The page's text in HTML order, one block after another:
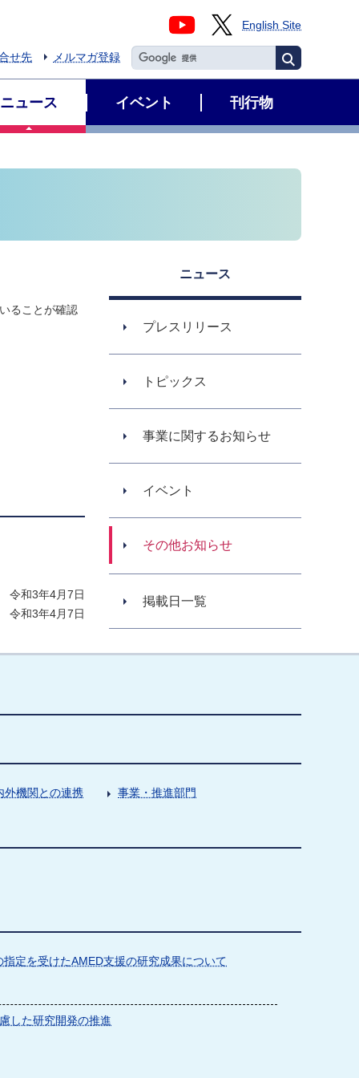
English Site
せ先 メルマガ登録
ニュース イベント 刊行物
ることが確認
令和3年4月7日
令和3年4月7日
ニュース
プレスリリース
トピックス
事業に関するお知らせ
イベント
その他お知らせ
掲載日一覧
外機関との連携 事業・推進部門
定を受けたAMED支援の研究成果について
した研究開発の推進